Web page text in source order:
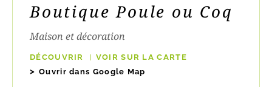
Boutique Poule ou Coq
Maison et décoration
DÉCOUVRIR
VOIR SUR LA CARTE
Ouvrir dans Google Map